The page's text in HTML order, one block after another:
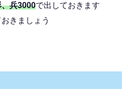
兵3000で出しておきます
きましょう